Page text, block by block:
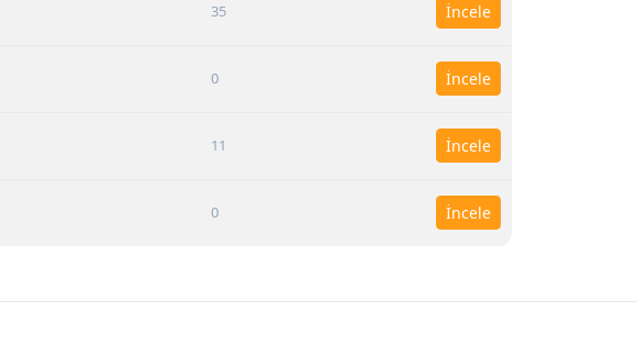
35 İncele
0 İncele
11 İncele
0 İncele